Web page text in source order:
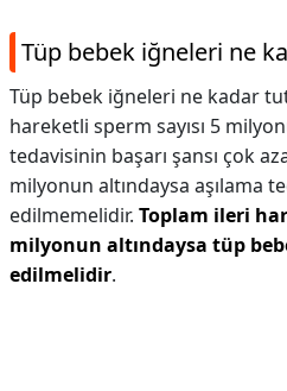
Tüp bebek iğneleri ne
Tüp bebek iğneleri ne kadar
hareketli sperm sayısı 5
tedavisinin başarı şansı çok
milyonun altındaysa aşılama
edilmemelidir. Toplam ileri
milyonun altındaysa tüp
edilmelidir.